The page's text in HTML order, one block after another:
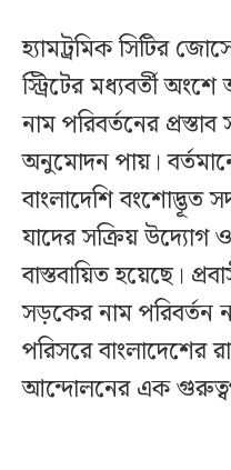
হ্যামট্রমিক সিটির
স্ট্রিটের মধ্যবর্তী অংশে
নাম পরিবর্তনের
অনুমোদন পায়।
বাংলাদেশি বংশোদ্ভূত
যাদের সক্রিয় উদ্যোগ
বাস্তবায়িত হয়েছে।
সড়কের নাম পরিবর্তন
পরিসরে বাংলাদেশের
আন্দোলনের এক